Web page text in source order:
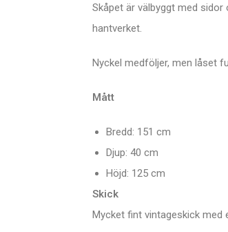
Skåpet är välbyggt med
hantverket.
Nyckel medföljer, men låset
Mått
Bredd: 151 cm
Djup: 40 cm
Höjd: 125 cm
Skick
Mycket fint vintageskick med